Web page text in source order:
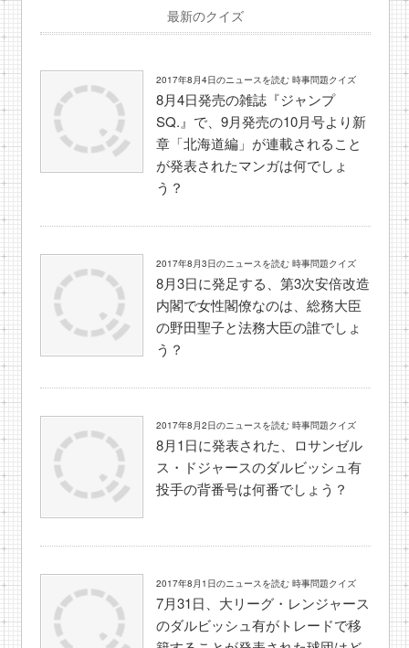
最新のクイズ
2017年8月4日のニュースを読む 時事問題クイズ
8月4日発売の雑誌『ジャンプ
SQ.』で、9月発売の10月号より新
章「北海道編」が連載されること
が発表されたマンガは何でしょ
う？
2017年8月3日のニュースを読む 時事問題クイズ
8月3日に発足する、第3次安倍改造
内閣で女性閣僚なのは、総務大臣
の野田聖子と法務大臣の誰でしょ
う？
2017年8月2日のニュースを読む 時事問題クイズ
8月1日に発表された、ロサンゼル
ス・ドジャースのダルビッシュ有
投手の背番号は何番でしょう？
2017年8月1日のニュースを読む 時事問題クイズ
7月31日、大リーグ・レンジャース
のダルビッシュ有がトレードで移